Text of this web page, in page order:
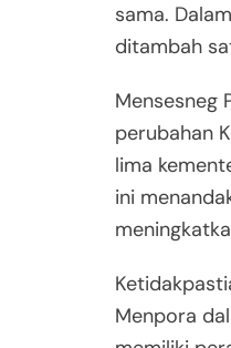
sama.
ditambah
Mensesneg
perubahan
lima
ini
Menpora